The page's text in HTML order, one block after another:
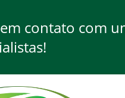
contato com